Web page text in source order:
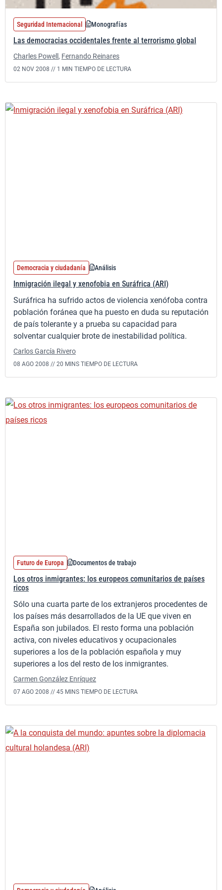
Seguridad Internacional Monografías
Las democracias occidentales frente al terrorismo global
Charles Powell , Fernando Reinares
02 NOV 2008 // 1 MIN TIEMPO DE LECTURA
Democracia y ciudadanía Análisis
Inmigración ilegal y xenofobia en Suráfrica (ARI)
Suráfrica ha sufrido actos de violencia xenófoba contra
población foránea que ha puesto en duda su reputación
de país tolerante y a prueba su capacidad para
solventar cualquier brote de inestabilidad política.
Carlos García Rivero
08 AGO 2008 // 20 MINS TIEMPO DE LECTURA
Futuro de Europa Documentos de trabajo
Los otros inmigrantes: los europeos comunitarios de países
ricos
Sólo una cuarta parte de los extranjeros procedentes de
los países más desarrollados de la UE que viven en
España son jubilados. El resto forma una población
activa, con niveles educativos y ocupacionales
superiores a los de la población española y muy
superiores a los del resto de los inmigrantes.
Carmen González Enríquez
07 AGO 2008 // 45 MINS TIEMPO DE LECTURA